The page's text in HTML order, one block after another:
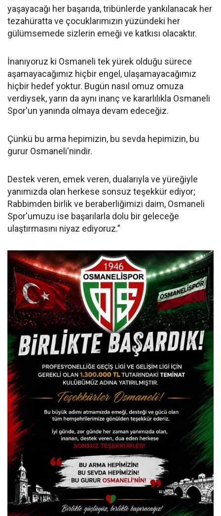
yaşayacağı her başarıda, tribünlerde yankılanacak her
tezahüratta ve çocuklarımızın yüzündeki her
gülümsemede sizlerin emeği ve katkısı olacaktır.
İnanıyoruz ki Osmaneli tek yürek olduğu sürece
aşamayacağımız hiçbir engel, ulaşamayacağımız
hiçbir hedef yoktur. Bugün nasıl omuz omuza
verdiysek, yarın da aynı inanç ve kararlılıkla Osmaneli
Spor'un yanında olmaya devam edeceğiz.
Çünkü bu arma hepimizin, bu sevda hepimizin, bu
gurur Osmaneli'nindir.
Destek veren, emek veren, dualarıyla ve yüreğiyle
yanımızda olan herkese sonsuz teşekkür ediyor;
Rabbimden birlik ve beraberliğimizi daim, Osmaneli
Spor'umuzu ise başarılarla dolu bir geleceğe
ulaştırmasını niyaz ediyoruz.”